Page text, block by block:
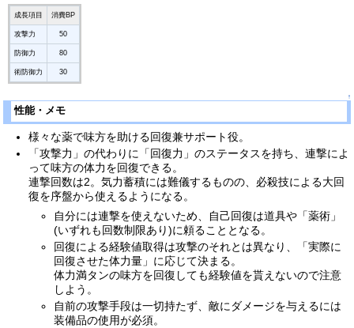
成長項目 消費BP
攻撃力 50
防御力 80
術防御力 30
↑
性能・メモ
様々な薬で味方を助ける回復兼サポート役。
「攻撃力」の代わりに「回復力」のステータスを持ち、連撃によ
って味方の体力を回復できる。
連撃回数は2。気力蓄積には難儀するものの、必殺技による大回
復を序盤から使えるようになる。
自分には連撃を使えないため、自己回復は道具や「薬術」
(いずれも回数制限あり)に頼ることとなる。
回復による経験値取得は攻撃のそれとは異なり、「実際に
回復させた体力量」に応じて決まる。
体力満タンの味方を回復しても経験値を貰えないので注意
しよう。
自前の攻撃手段は一切持たず、敵にダメージを与えるには
装備品の使用が必須。